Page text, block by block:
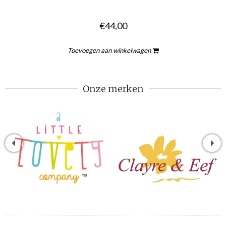
€44,00
Toevoegen aan winkelwagen
Onze merken